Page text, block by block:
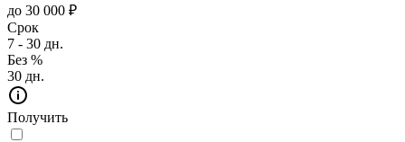
до 30 000 ₽
Срок
7 - 30 дн.
Без %
30 дн.
Получить